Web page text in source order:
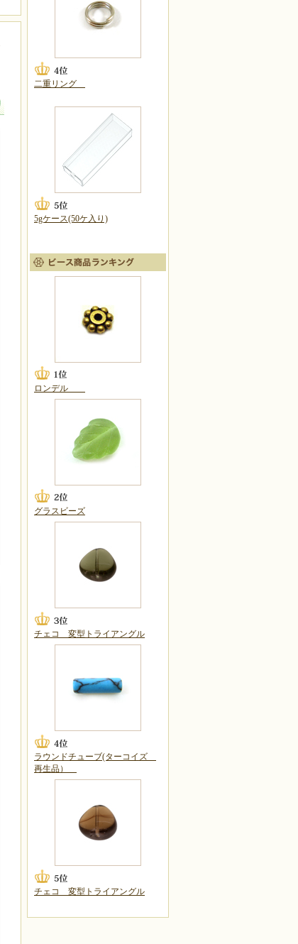
二重リング
5gケース(50ケ入り)
ロンデル
グラスビーズ
チェコ 変型トライアングル
ラウンドチューブ(ターコイズ
再生品）
チェコ 変型トライアングル